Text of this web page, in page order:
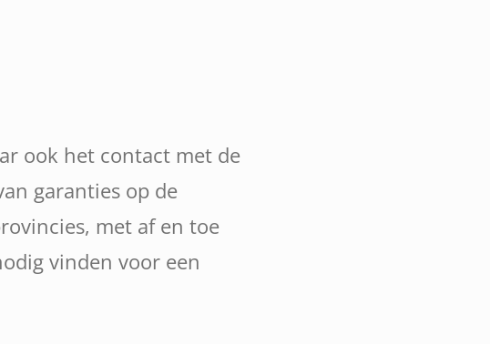
ook het contact met de
garanties op de
met af en toe
vinden voor een